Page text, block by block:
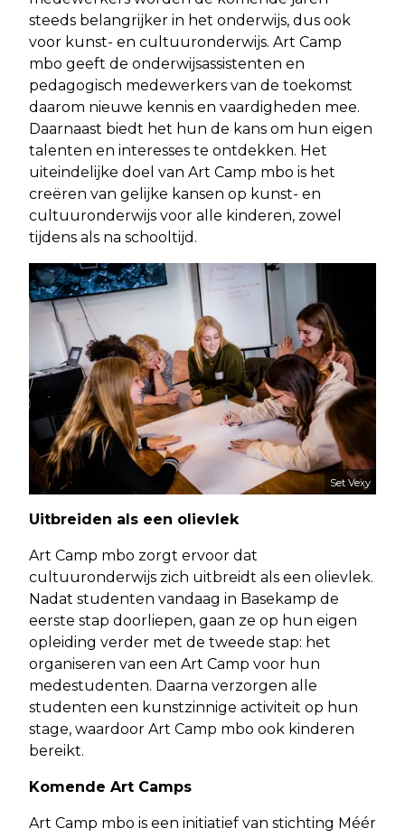
steeds belangrijker in het onderwijs, dus ook
voor kunst- en cultuuronderwijs. Art Camp
mbo geeft de onderwijsassistenten en
pedagogisch medewerkers van de toekomst
daarom nieuwe kennis en vaardigheden mee.
Daarnaast biedt het hun de kans om hun eigen
talenten en interesses te ontdekken. Het
uiteindelijke doel van Art Camp mbo is het
creëren van gelijke kansen op kunst- en
cultuuronderwijs voor alle kinderen, zowel
tijdens als na schooltijd.
Set Vexy
Uitbreiden als een olievlek
Art Camp mbo zorgt ervoor dat
cultuuronderwijs zich uitbreidt als een olievlek.
Nadat studenten vandaag in Basekamp de
eerste stap doorliepen, gaan ze op hun eigen
opleiding verder met de tweede stap: het
organiseren van een Art Camp voor hun
medestudenten. Daarna verzorgen alle
studenten een kunstzinnige activiteit op hun
stage, waardoor Art Camp mbo ook kinderen
bereikt.
Komende Art Camps
Art Camp mbo is een initiatief van stichting Méér